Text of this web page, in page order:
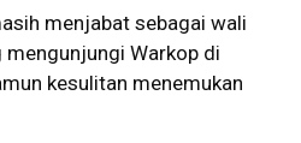
menjabat sebagai wali
mengunjungi Warkop di
kesulitan menemukan